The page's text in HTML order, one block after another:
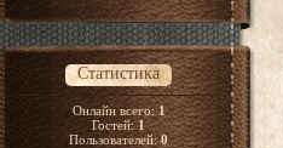
Статистика
Онлайн всего:1
Гостей:1
Пользователей:0